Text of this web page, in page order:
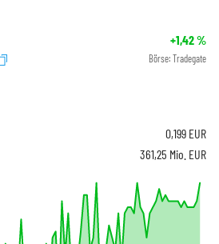
+1,42%
Börse: Tradegate
0,199 EUR
361,25 Mio. EUR